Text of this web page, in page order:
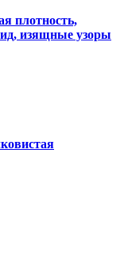
плотность,
изящные узоры